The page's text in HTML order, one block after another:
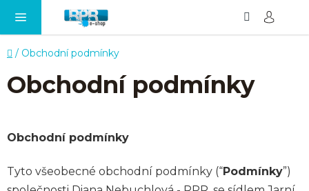
Domů
/ Obchodní podmínky
Obchodní podmínky
Obchodní podmínky
Tyto všeobecné obchodní podmínky (“Podmínky”)